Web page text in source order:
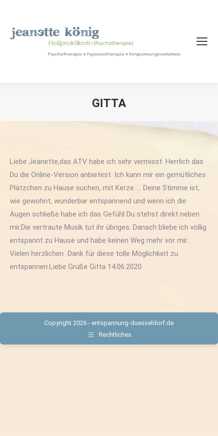
GITTA
Liebe Jeanette,das ATV habe ich sehr vermisst. Herrlich das
Du die Online-Version anbietest. Ich kann mir ein gemütliches
Plätzchen zu Hause suchen, mit Kerze….. Deine Stimme ist,
wie gewohnt, wunderbar entspannend und wenn ich die
Augen schließe habe ich das Gefühl Du stehst direkt neben
mir.Die vertraute Musik tut ihr übriges. Danach bliebe ich völlig
entspannt zu Hause und habe keinen Weg mehr vor mir.
Vielen herzlichen Dank für diese tolle Möglichkeit zu
entspannen.Liebe Grüße Gitta 14.06.2020
Copyright 2026 - entspannung-duesseldorf.de
Rechtliches